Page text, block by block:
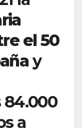
el 50
y
84.000
a